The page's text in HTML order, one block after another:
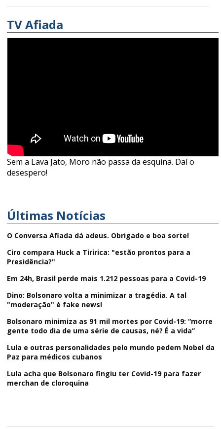
TV Afiada
Sem a Lava Jato, Moro não passa da esquina. Daí o
desespero!
Últimas Notícias
O Conversa Afiada dá adeus. Obrigado e boa sorte!
Ciro compara Huck a Tiririca: "estão prontos para a
Presidência?"
Em 24h, Brasil perde mais 1.212 pessoas para a Covid-19
Dino: Bolsonaro volta a minimizar a tragédia. A tal
"moderação" é fake news!
Bolsonaro minimiza as 91 mil mortes por Covid-19: “morre
gente todo dia de uma série de causas, né? É a vida”
Lula e outras personalidades pelo mundo pedem Nobel da
Paz para médicos cubanos
Lula acha que Bolsonaro fingiu ter Covid-19 para fazer
merchan de cloroquina